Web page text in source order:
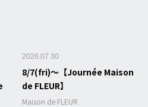
2026.07.30
8/7(fri)～【Journée Maison
de FLEUR】
Maison de FLEUR